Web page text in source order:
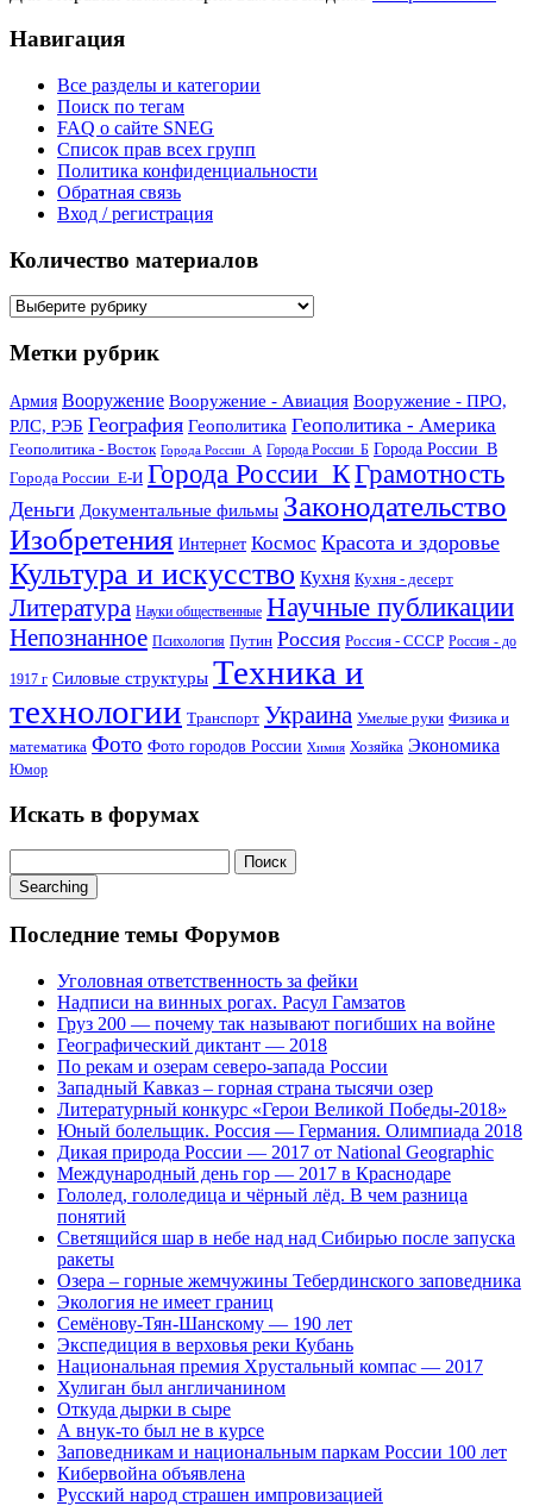
Навигация
Все разделы и категории
Поиск по тегам
FAQ о сайте SNEG
Список прав всех групп
Политика конфиденциальности
Обратная связь
Вход / регистрация
Количество материалов
Количество
Метки рубрик
Армия Вооружение Вооружение - Авиация Вооружение - ПРО,
РЛС, РЭБ География Геополитика Геополитика - Америка
Геополитика - Восток Города России_А Города России_Б Города России_В
Города России_Е-И Города России_КГрамотность
Деньги Документальные фильмы Законодательство
Изобретения Интернет Космос Красота и здоровье
Культура и искусство Кухня Кухня - десерт
Литература Науки общественные Научные публикации
Непознанное Психология Путин Россия Россия - СССР Россия - до
1917 г Силовые структуры Техника и
технологии Транспорт Украина Умелые руки Физика и
математика Фото Фото городов России Химия Хозяйка Экономика
Юмор
Искать в форумах
Searching
Последние темы Форумов
Уголовная ответственность за фейки
Надписи на винных рогах. Расул Гамзатов
Груз 200 — почему так называют погибших на войне
Географический диктант — 2018
По рекам и озерам северо-запада России
Западный Кавказ – горная страна тысячи озер
Литературный конкурс «Герои Великой Победы-2018»
Юный болельщик. Россия — Германия. Олимпиада 2018
Дикая природа России — 2017 от National Geographic
Международный день гор — 2017 в Краснодаре
Гололед, гололедица и чёрный лёд. В чем разница
понятий
Светящийся шар в небе над над Сибирью после запуска
ракеты
Озера – горные жемчужины Тебердинского заповедника
Экология не имеет границ
Семёнову-Тян-Шанскому — 190 лет
Экспедиция в верховья реки Кубань
Национальная премия Хрустальный компас — 2017
Хулиган был англичанином
Откуда дырки в сыре
А внук-то был не в курсе
Заповедникам и национальным паркам России 100 лет
Кибервойна объявлена
Русский народ страшен импровизацией